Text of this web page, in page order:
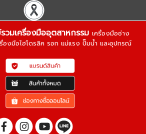
มเครื่องมืออุตสาหกรรม เครื่องมือช่าง
องมือไฮโดรลิค รอก แม่แรง ปั๊มน้ำ และอุปกรณ์